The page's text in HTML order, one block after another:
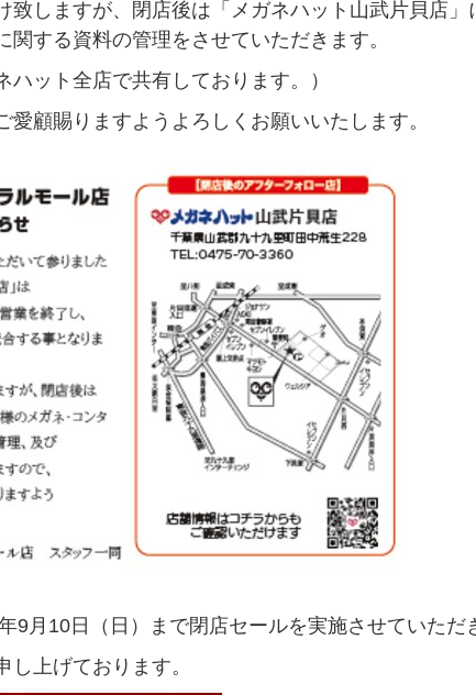
致しますが、閉店後は「メガネハット山武片貝店」
関する資料の管理をさせていただきます。
ハット全店で共有しております。）
愛顧賜りますようよろしくお願いいたします。
9月10日（日）まで閉店セールを実施させていただ
上げております。